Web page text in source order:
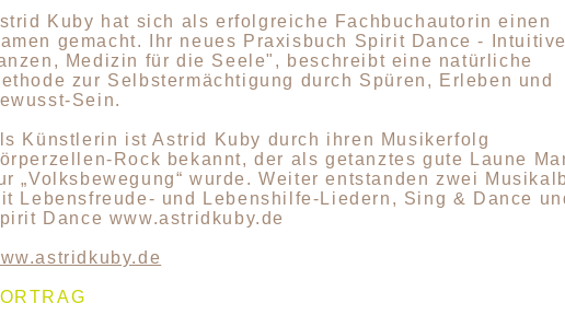
Kuby hat sich als erfolgreiche Fachbuchautorin einen
gemacht. Ihr neues Praxisbuch Spirit Dance -
Medizin für die Seele", beschreibt eine natürliche
zur Selbstermächtigung durch Spüren, Erleben und
Sein.
Künstlerin ist Astrid Kuby durch ihren Musikerfolg
Rock bekannt, der als getanztes gute Laune
„Volksbewegung“ wurde. Weiter entstanden zwei
Lebensfreude- und Lebenshilfe-Liedern, Sing & Dance
Dance www.astridkuby.de